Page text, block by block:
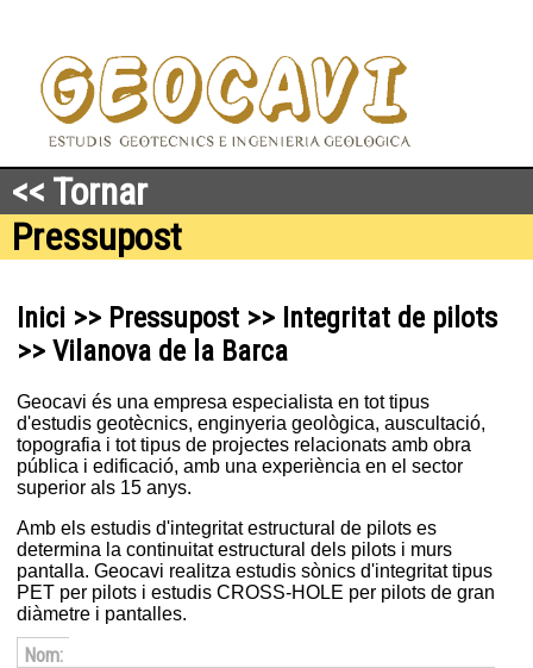
<< Tornar
Pressupost
Inici >> Pressupost >> Integritat de pilots
>> Vilanova de la Barca
Geocavi és una empresa especialista en tot tipus
d'estudis geotècnics, enginyeria geològica, auscultació,
topografia i tot tipus de projectes relacionats amb obra
pública i edificació, amb una experiència en el sector
superior als 15 anys.
Amb els estudis d'integritat estructural de pilots es
determina la continuitat estructural dels pilots i murs
pantalla. Geocavi realitza estudis sònics d'integritat tipus
PET per pilots i estudis CROSS-HOLE per pilots de gran
diàmetre i pantalles.
Nom: